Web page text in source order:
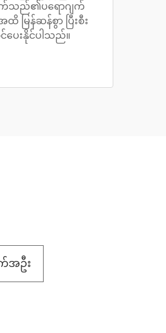
က်သည်၏ပရောဂျက်
မြန်ဆန်စွာ ပြီးစီး
ေးနိုင်ပါသည်။
အဦး